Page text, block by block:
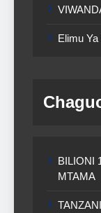
Elimu Ya
BILIONI
MTAMA